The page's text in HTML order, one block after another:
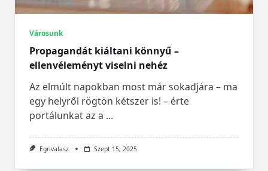
Városunk
Propagandát kiáltani könnyű –
ellenvéleményt viselni nehéz
Az elmúlt napokban most már sokadjára – ma
egy helyről rögtön kétszer is! – érte
portálunkat az a ...
Egrivalasz Szept 15, 2025